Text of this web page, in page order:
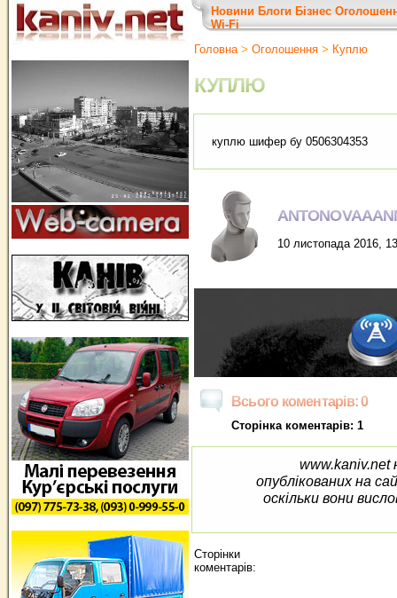
Новини Блоги Бізнес
Wi-Fi
Головна> Оголошення > Куплю
КУПЛЮ
куплю шифер бу 0506304353
10 листопада 2016,
Всього коментарів: 0
Сторінка коментарів: 1
www.kaniv.net
опублікованих на
оскільки вони
Сторінки
коментарів: